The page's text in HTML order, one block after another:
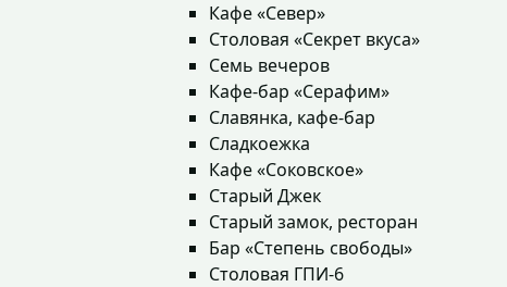
Кафе «Север»
Столовая «Секрет вкуса»
Семь вечеров
Кафе-бар «Серафим»
Славянка, кафе-бар
Сладкоежка
Кафе «Соковское»
Старый Джек
Старый замок, ресторан
Бар «Степень свободы»
Столовая ГПИ-6